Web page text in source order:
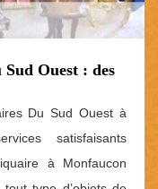
Ouest : des
Du Sud Ouest à
satisfaisants
à Monfaucon